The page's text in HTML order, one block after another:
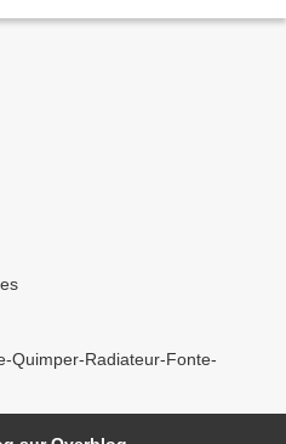
Quimper-Radiateur-Fonte-